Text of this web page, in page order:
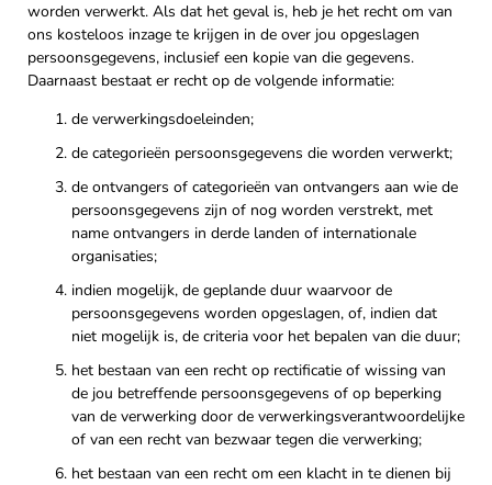
worden verwerkt. Als dat het geval is, heb je het recht om van
ons kosteloos inzage te krijgen in de over jou opgeslagen
persoonsgegevens, inclusief een kopie van die gegevens.
Daarnaast bestaat er recht op de volgende informatie:
de verwerkingsdoeleinden;
de categorieën persoonsgegevens die worden verwerkt;
de ontvangers of categorieën van ontvangers aan wie de
persoonsgegevens zijn of nog worden verstrekt, met
name ontvangers in derde landen of internationale
organisaties;
indien mogelijk, de geplande duur waarvoor de
persoonsgegevens worden opgeslagen, of, indien dat
niet mogelijk is, de criteria voor het bepalen van die duur;
het bestaan van een recht op rectificatie of wissing van
de jou betreffende persoonsgegevens of op beperking
van de verwerking door de verwerkingsverantwoordelijke
of van een recht van bezwaar tegen die verwerking;
het bestaan van een recht om een klacht in te dienen bij